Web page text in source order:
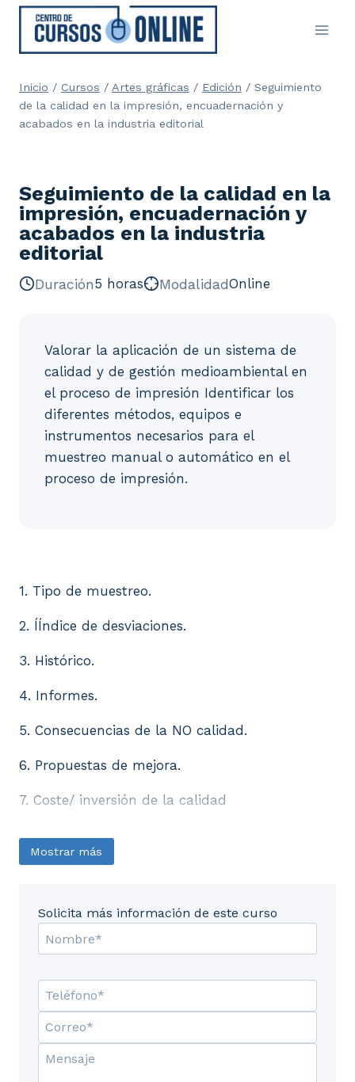
Saltar
contenido
Inicio / Cursos / Artes gráficas / Edición / Seguimiento
de la calidad en la impresión, encuadernación y
acabados en la industria editorial
Seguimiento de la calidad en la
impresión, encuadernación y
acabados en la industria
editorial
Duración5 horas ModalidadOnline
Valorar la aplicación de un sistema de
calidad y de gestión medioambiental en
el proceso de impresión Identificar los
diferentes métodos, equipos e
instrumentos necesarios para el
muestreo manual o automático en el
proceso de impresión.
1. Tipo de muestreo.
2. ÍÍndice de desviaciones.
3. Histórico.
4. Informes.
5. Consecuencias de la NO calidad.
6. Propuestas de mejora.
7. Coste/ inversión de la calidad
Mostrar más
Solicita más información de este curso